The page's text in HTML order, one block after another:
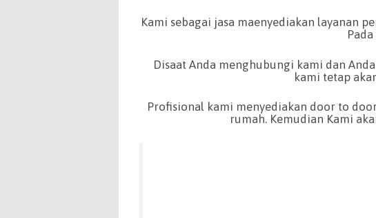
Kami sebagai jasa maenyediakan layanan
Disaat Anda menghubungi kami dan
kami tetap
Profisional kami menyediakan door to
rumah. Kemudian Kami